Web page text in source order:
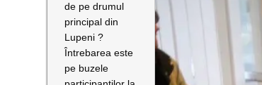
de pe drumul
principal din
Lupeni ?
Întrebarea este
pe buzele